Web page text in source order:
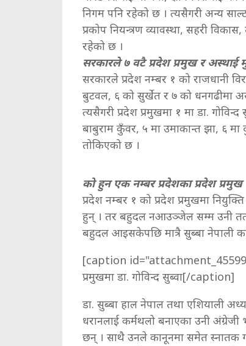
निगम पनि रहेको छ । त्यसैगरी अन्य
प्रकोप नियन्त्रण व्यावस्था, सहरी
रहेको छ ।
सरकारले ७ वटै प्रदेश प्रमुख र अस्थाई
सरकारले प्रदेश नम्बर १ को राजधानी
बुटवल, ६ को सुर्खेत र ७ को धनगढीमा
त्यसैगरी प्रदेश प्रमुखमा १ मा डा.
बाबुराम कुँवर, ५ मा उमाकान्त झा, ६ मा
तोकिएको छ ।
को हुन एक नम्बर प्रदेशका प्रदेश प्रमुख
प्रदेश नम्बर १ को प्रदेश प्रमुखमा नियुक्ति
हुन् । तर बहुदल नआउञ्जेल सम्म उनी
बहुदल आइसकेपछि मात्रै सुब्बा नेपाली
[caption
प्रमुखमा डा. गोविन्द सुब्वा[/caption]
डा. सुब्बा हाल नेपाल तथा एशियाली
धरानलाई कर्मथलो बनाएका उनी अंग्रेजी
छन् । साथै उनले कानूनमा समेत स्नातक